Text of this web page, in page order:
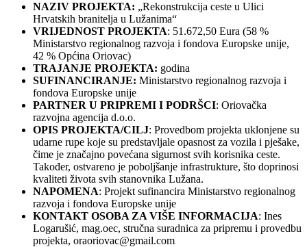
NAZIV PROJEKTA: „Rekonstrukcija ceste u Ulici
Hrvatskih branitelja u Lužanima“
VRIJEDNOST PROJEKTA: 51.672,50 Eura (58 %
Ministarstvo regionalnog razvoja i fondova Europske unije,
42 % Općina Oriovac)
TRAJANJE PROJEKTA: godina
SUFINANCIRANJE: Ministarstvo regionalnog razvoja i
fondova Europske unije
PARTNER U PRIPREMI I PODRŠCI: Oriovačka
razvojna agencija d.o.o.
OPIS PROJEKTA/CILJ: Provedbom projekta uklonjene su
udarne rupe koje su predstavljale opasnost za vozila i pješake,
čime je značajno povećana sigurnost svih korisnika ceste.
Također, ostvareno je poboljšanje infrastrukture, što doprinosi
kvaliteti života svih stanovnika Lužana.
NAPOMENA: Projekt sufinancira Ministarstvo regionalnog
razvoja i fondova Europske unije
KONTAKT OSOBA ZA VIŠE INFORMACIJA: Ines
Logarušić, mag.oec, stručna suradnica za pripremu i provedbu
projekta, oraoriovac@gmail.com